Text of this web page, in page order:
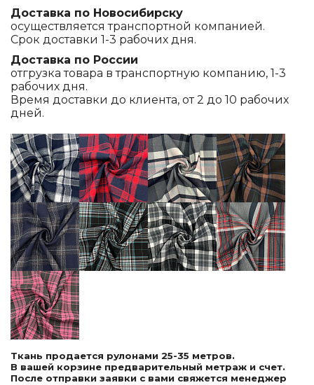
Доставка по Новосибирску
осуществляется транспортной компанией.
Срок доставки 1-3 рабочих дня.
Доставка по России
отгрузка товара в транспортную компанию, 1-3
рабочих дня.
Время доставки до клиента, от 2 до 10 рабочих
дней.
Ткань продается рулонами 25-35 метров.
В вашей корзине предварительный метраж и счет.
После отправки заявки с вами свяжется менеджер